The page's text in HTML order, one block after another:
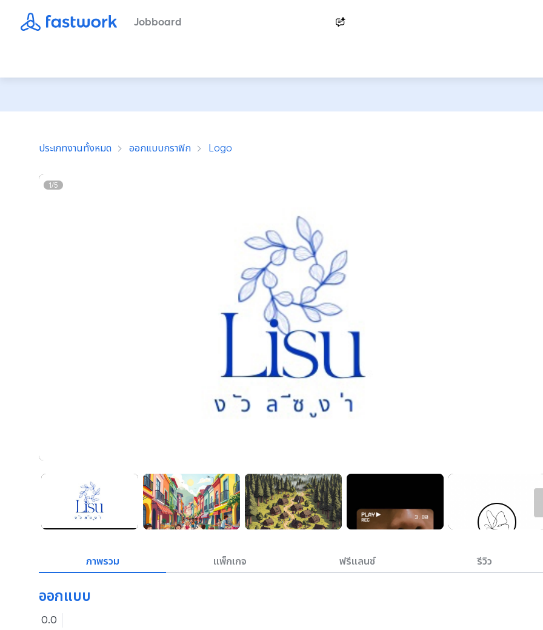
Jobboard
ประเภทงานทั้งหมด ออกแบบกราฟิก Logo
1/5
ภาพรวม แพ็กเกจ ฟรีแลนซ์ รีวิว
ออกแบบ
0.0